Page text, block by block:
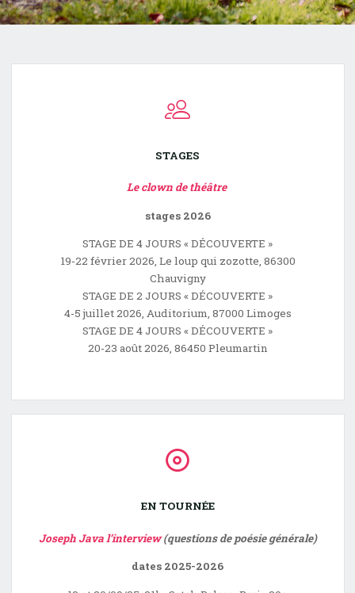
STAGES
Le clown de théâtre
stages 2026
STAGE DE 4 JOURS « DÉCOUVERTE »
19-22 février 2026, Le loup qui zozotte, 86300
Chauvigny
STAGE DE 2 JOURS « DÉCOUVERTE »
4-5 juillet 2026, Auditorium, 87000 Limoges
STAGE DE 4 JOURS « DÉCOUVERTE »
20-23 août 2026, 86450 Pleumartin
EN TOURNÉE
Joseph Java l’interview(questions de poésie générale)
dates 2025-2026